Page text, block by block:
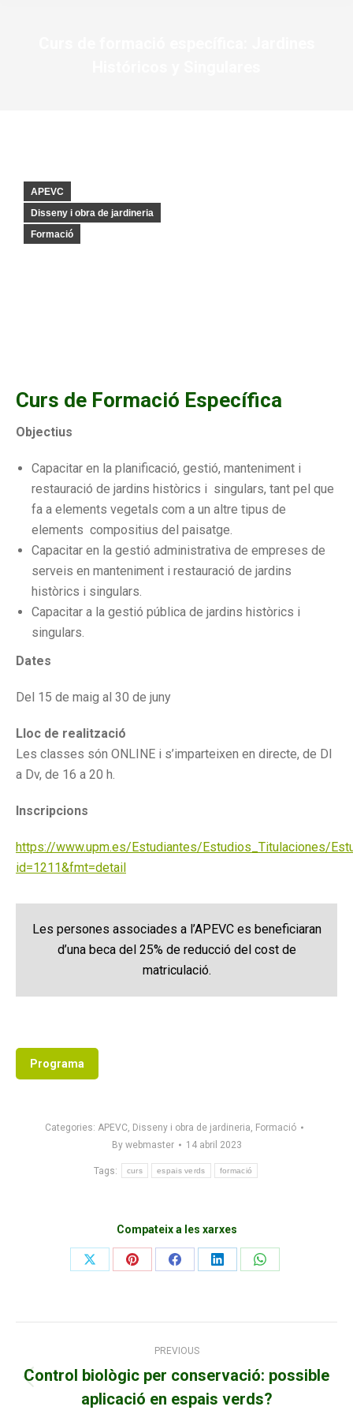
APEVC
Disseny i obra de jardineria
Formació
Curs de Formació Específica
Objectius
Capacitar en la planificació, gestió, manteniment i
restauració de jardins històrics i singulars, tant pel que
fa a elements vegetals com a un altre tipus de
elements compositius del paisatge.
Capacitar en la gestió administrativa de empreses de
serveis en manteniment i restauració de jardins
històrics i singulars.
Capacitar a la gestió pública de jardins històrics i
singulars.
Dates
Del 15 de maig al 30 de juny
Lloc de realització
Les classes són ONLINE i s’imparteixen en directe, de Dl
a Dv, de 16 a 20 h.
Inscripcions
https://www.upm.es/Estudiantes/Estudios_Titulaciones/
id=1211&fmt=detail
Les persones associades a l’APEVC es beneficiaran
d’una beca del 25% de reducció del cost de
matriculació.
Programa
Categories: APEVC, Disseny i obra de jardineria, Formació
By webmaster 14 abril 2023
Tags: curs espais verds formació
Compateix a les xarxes
Share
Share
Share
Share
Share
navigation
PREVIOUS
Previous
post:
Control biològic per conservació: possible
aplicació en espais verds?